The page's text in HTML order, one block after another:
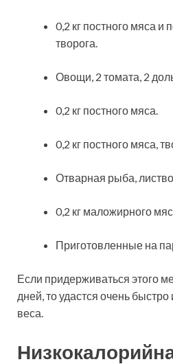
0,2 кг постного мяса и
творога.
Овощи, 2 томата, 2
0,2 кг постного мяса.
0,2 кг постного мяса,
Отварная рыба,
0,2 кг маложирного
Приготовленные на
Если придерживаться этого
дней, то удастся очень
веса.